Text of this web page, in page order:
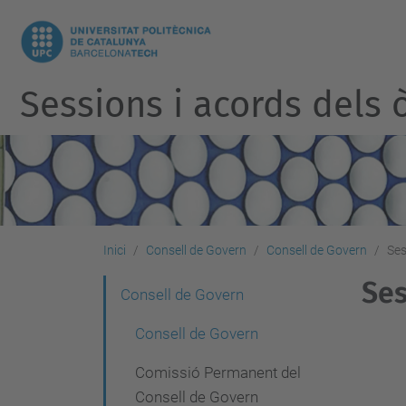
Sessions i acords dels
Inici Consell de Govern Consell de Govern
Consell de Govern
Consell de Govern
Comissió Permanent del
Consell de Govern